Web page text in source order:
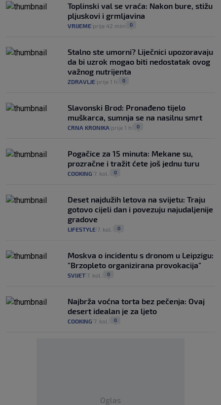
Toplinski val se vraća: Nakon bure, stižu
pljuskovi i grmljavina
VRIJEME prije 42 min 0
Stalno ste umorni? Liječnici upozoravaju
da bi uzrok mogao biti nedostatak ovog
važnog nutrijenta
ZDRAVLJE prije 1 h 0
Slavonski Brod: Pronađeno tijelo
muškarca, sumnja se na nasilnu smrt
CRNA KRONIKA prije 1 h 0
Pogačice za 15 minuta: Mekane su,
prozračne i tražit ćete još jednu turu
COOKING 7. kol. 0
Deset najdužih letova na svijetu: Traju
gotovo cijeli dan i povezuju najudaljenije
gradove
LIFESTYLE 7. kol. 0
Moskva o incidentu s dronom u Leipzigu:
"Brzopleto organizirana provokacija"
SVIJET 7. kol. 0
Najbrža voćna torta bez pečenja: Ovaj
desert idealan je za ljeto
COOKING 7. kol. 0
Oglas